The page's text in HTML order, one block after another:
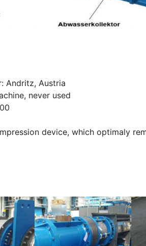
Andritz, Austria
never used
device, which optimaly